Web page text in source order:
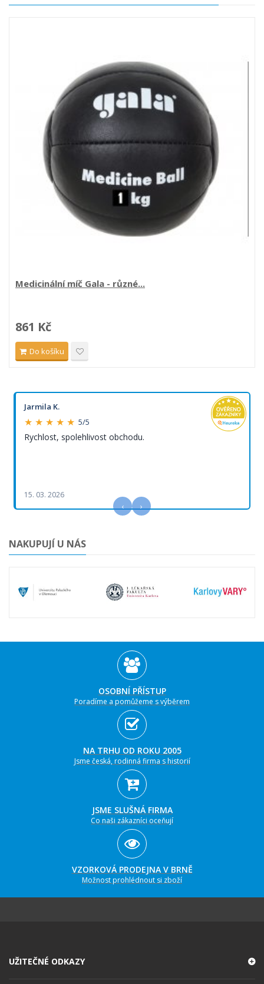
Medicinální míč Gala - různé...
861 Kč
Do košíku
Jarmila K.
★ ★ ★ ★ ★ 5/5
Rychlost, spolehlivost obchodu.
15. 03. 2026
‹ ›
NAKUPUJÍ U NÁS
OSOBNÍ PŘÍSTUP
Poradíme a pomůžeme s výběrem
NA TRHU OD ROKU 2005
Jsme česká, rodinná firma s historií
JSME SLUŠNÁ FIRMA
Co naši zákazníci oceňují
VZORKOVÁ PRODEJNA V BRNĚ
Možnost prohlédnout si zboží
UŽITEČNÉ ODKAZY